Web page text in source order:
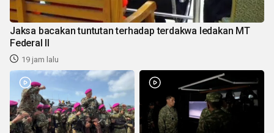
Jaksa bacakan tuntutan terhadap terdakwa ledakan MT
Federal II
19 jam lalu